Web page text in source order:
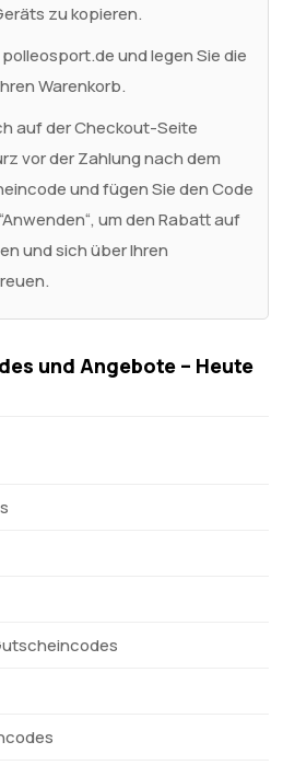
zu kopieren.
und legen Sie die
Warenkorb.
auf der Checkout-Seite
vor der Zahlung nach dem
und fügen Sie den Code
um den Rabatt auf
und sich über Ihren
und Angebote – Heute